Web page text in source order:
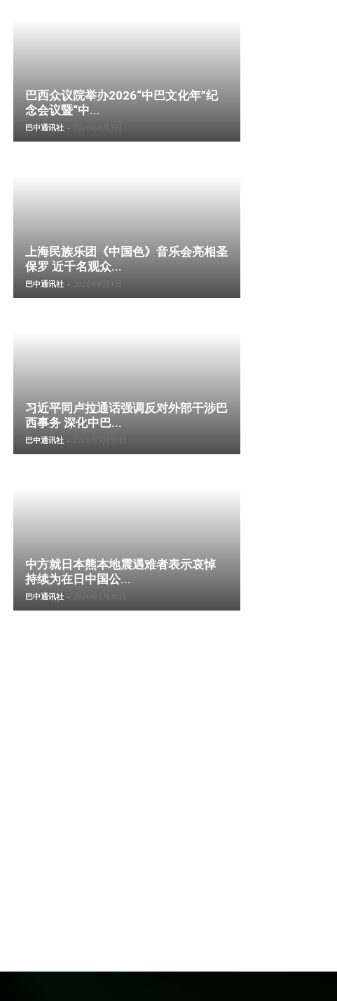
巴西众议院举办2026“中巴文化年”纪
念会议暨“中...
巴中通讯社 -
上海民族乐团《中国色》音乐会亮相圣
保罗 近千名观众...
巴中通讯社 -
习近平同卢拉通话强调反对外部干涉巴
西事务 深化中巴...
巴中通讯社 - 2026年7月30日
中方就日本熊本地震遇难者表示哀悼
持续为在日中国公...
巴中通讯社 - 2026年7月30日